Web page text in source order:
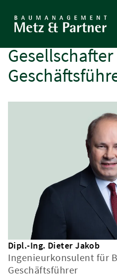
zum
Inhalt
Dipl.-Ing. Dieter Jakob
Ingenieurkonsulent für
Geschäftsführer